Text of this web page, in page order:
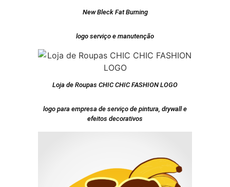
New Bleck Fat Burning
logo serviço e manutenção
Loja de Roupas CHIC CHIC FASHION LOGO
logo para empresa de serviço de pintura, drywall e
efeitos decorativos